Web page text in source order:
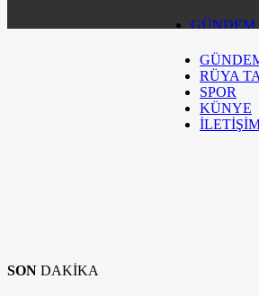
GÜNDEM
RÜYA
SPOR
KÜNYE
RÜYA
SPOR
KÜNYE
SON DAKİKA